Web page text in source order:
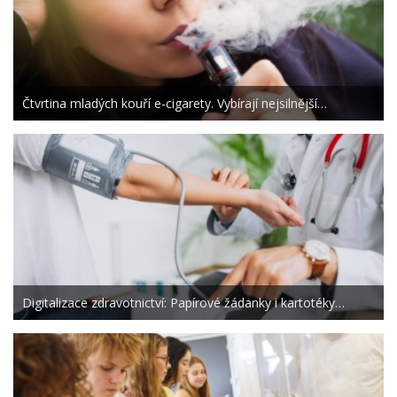
Čtvrtina mladých kouří e-cigarety. Vybírají nejsilnější…
Digitalizace zdravotnictví: Papírové žádanky i kartotéky…